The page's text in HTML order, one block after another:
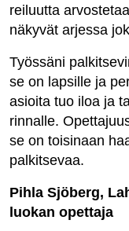
reiluutta
näkyvät arjessa
Työssäni
se on lapsille ja
asioita tuo iloa ja
rinnalle.
se on toisinaan
palkitsevaa.
Pihla Sjöberg,
luokan opettaja